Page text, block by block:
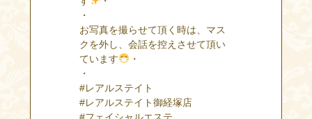
・
お写真を撮らせて頂く時は、マス
クを外し、会話を控えさせて頂い
ています
・
・
#レアルステイト
#レアルステイト御経塚店